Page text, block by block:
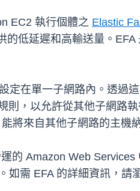
EC2 執行個體之 Elastic
低延遲和高輸送量。
在單一子網路內。透過
，以允許從其他子網路
將來自其他子網路的主機
的 Amazon Web
如需 EFA 的詳細資訊，請